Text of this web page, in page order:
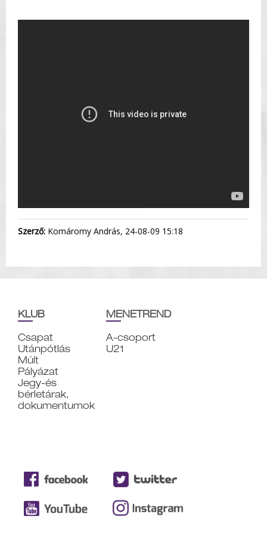
Szerző: Komáromy András, 24-08-09 15:18
KLUB
Csapat
Utánpótlás
Múlt
Pályázat
Jegy-és
bérletárak,
dokumentumok
MENETREND
A-csoport
U21